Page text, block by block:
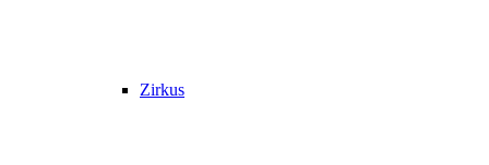
Zirkus